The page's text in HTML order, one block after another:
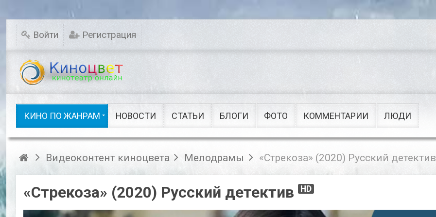
Войти Регистрация
Кино по жанрам
КИНО ПО ЖАНРАМ
Комедии Исторические
Детективы Семейные Приключения
Русское кино
Ужасы Фэнтези Мультфильмы
Сказки Шоу видео Клипы
Поп
НОВОСТИ СТАТЬИ БЛОГИ ФОТО КОММЕНТАРИИ ЛЮДИ
Видеоконтент киноцвета Мелодрамы «Стрекоза» (2020) Русский детектив
«Стрекоза» (2020) Русский детектив HD